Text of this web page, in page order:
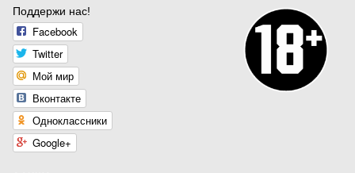
Поддержи нас!
Facebook
Twitter
Мой мир
Вконтакте
Одноклассники
Google+